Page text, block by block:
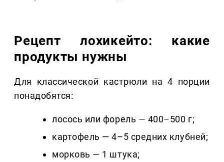
Рецепт лохикейто: какие
продукты нужны
Для классической кастрюли на 4 порции
понадобятся:
лосось или форель — 400–500 г;
картофель — 4–5 средних клубней;
морковь — 1 штука;